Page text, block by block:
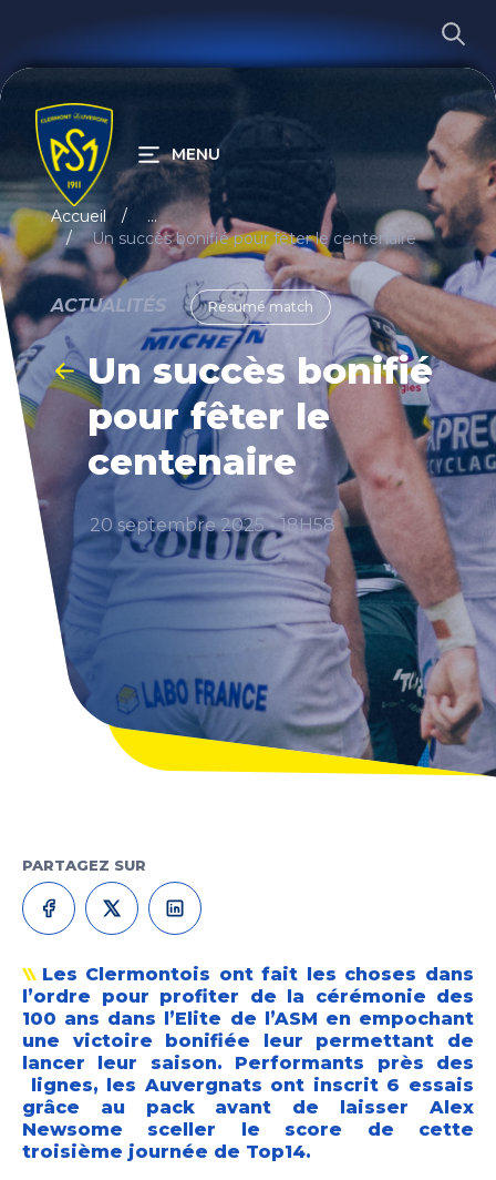
RECHERCHER
MENU
Accueil
...
Un succès bonifié pour fêter le centenaire
ACTUALITÉS Résumé match
Un succès bonifié
pour fêter le
centenaire
20 septembre 2025 - 18H58
PARTAGEZ SUR
Les Clermontois ont fait les choses dans
l’ordre pour profiter de la cérémonie des
100 ans dans l’Elite de l’ASM en empochant
une victoire bonifiée leur permettant de
lancer leur saison. Performants près des
lignes, les Auvergnats ont inscrit 6 essais
grâce au pack avant de laisser Alex
Newsome sceller le score de cette
troisième journée de Top14.